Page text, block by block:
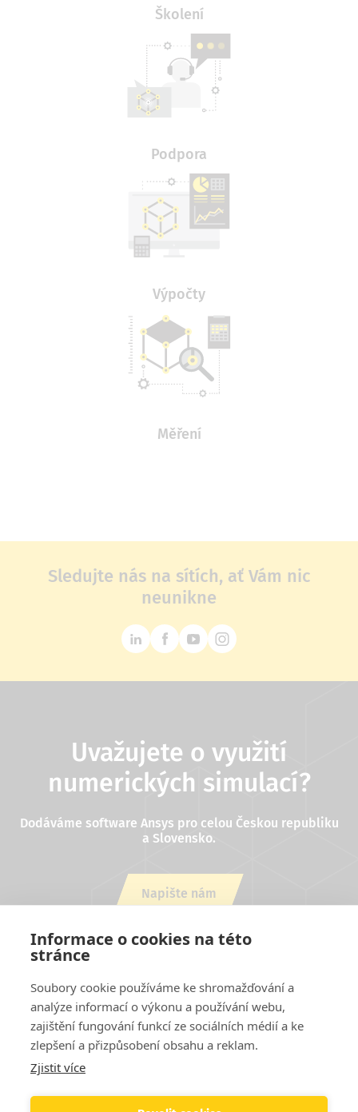
Informace o cookies na této
stránce
Soubory cookie používáme ke shromažďování a
analýze informací o výkonu a používání webu,
zajištění fungování funkcí ze sociálních médií a ke
zlepšení a přizpůsobení obsahu a reklam.
Zjistit více
Školení
Podpora
Výpočty
Měření
Sledujte nás na sítích, ať Vám nic
neunikne
Uvažujete o využití
numerických simulací?
Dodáváme software Ansys pro celou Českou republiku
a Slovensko.
Napište nám
nebo zavolejte +420 543 254 554
Patička
Projekty EUCookiesPodmínky užití stránekKontakty